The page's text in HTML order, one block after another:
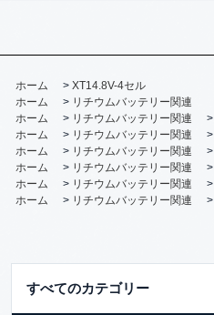
ホーム > XT14.8V-4セル
ホーム
> リチウムバッテリー関連
ホーム
> リチウムバッテリー関連 >
ホーム
> リチウムバッテリー関連 >
ホーム
> リチウムバッテリー関連 >
ホーム
> リチウムバッテリー関連 >
ホーム
> リチウムバッテリー関連 >
ホーム
> リチウムバッテリー関連 >
すべてのカテゴリー